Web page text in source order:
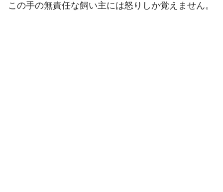
この手の無責任な飼い主には怒りしか覚えません。